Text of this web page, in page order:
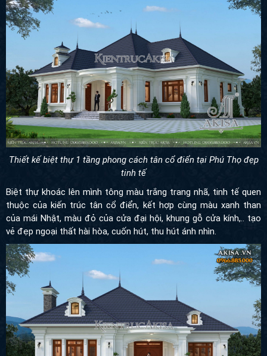
Thiết kế biệt thự 1 tầng phong cách tân cổ điển tại Phú Thọ đẹp
tinh tế
Biệt thự khoác lên mình tông màu trắng trang nhã, tinh tế quen
thuộc của kiến trúc tân cổ điển, kết hợp cùng màu xanh than
của mái Nhật, màu đỏ của cửa đại hội, khung gỗ cửa kính,.. tạo
vẻ đẹp ngoại thất hài hòa, cuốn hút, thu hút ánh nhìn.